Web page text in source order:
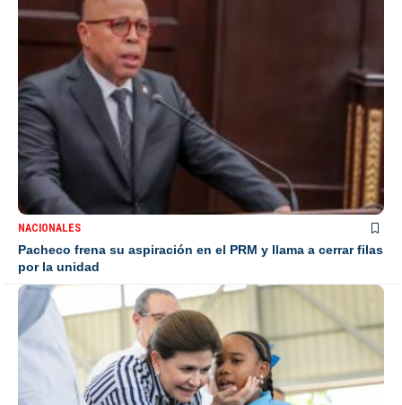
NACIONALES
Pacheco frena su aspiración en el PRM y llama a cerrar filas
por la unidad